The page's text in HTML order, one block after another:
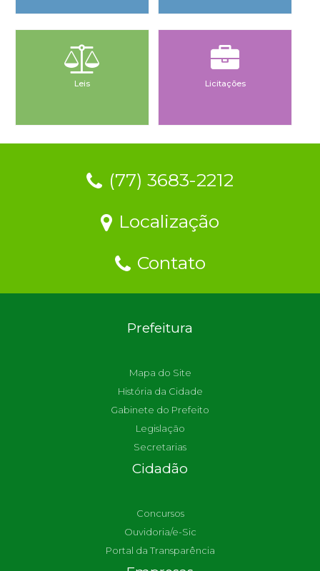
Leis Licitações
(77) 3683-2212
Localização
Contato
Prefeitura
Mapa do Site
História da Cidade
Gabinete do Prefeito
Legislação
Secretarias
Cidadão
Concursos
Ouvidoria/e-Sic
Portal da Transparência